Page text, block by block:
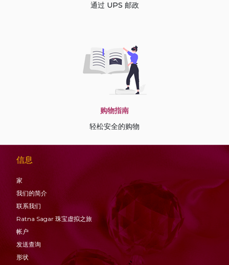
通过 UPS 邮政
购物指南
轻松安全的购物
信息
家
我们的简介
联系我们
Ratna Sagar 珠宝虚拟之旅
帐户
发送查询
形状